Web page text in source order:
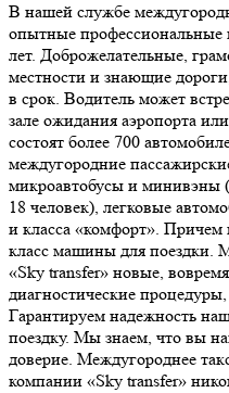
В нашей службе
опытные профессиональные
лет. Доброжелательные,
местности и знающие
в срок. Водитель может
зале ожидания аэропорта
состоят более 700
междугородние
микроавтобусы и минивэны
18 человек), легковые
и класса «комфорт». Причем
класс машины для поездки.
«Sky transfer» новые,
диагностические
Гарантируем надежность
поездку. Мы знаем, что вы
доверие. Междугороднее
компании «Sky transfer»